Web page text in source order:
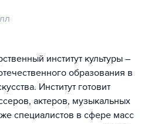
институт культуры –
образования в
Институт готовит
актеров, музыкальных
специалистов в сфере масс